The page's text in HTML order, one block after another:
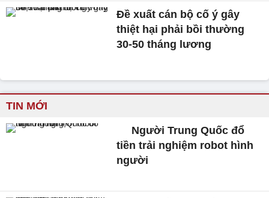
Đề xuất cán bộ cố ý gây
thiệt hại phải bồi thường
30-50 tháng lương
TIN MỚI
Người Trung Quốc đổ
tiền trải nghiệm robot hình
người